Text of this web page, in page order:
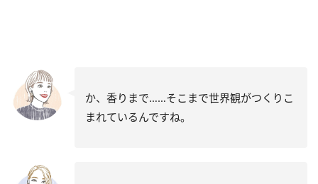
か、香りまで……そこまで世界観がつくりこ
まれているんですね。